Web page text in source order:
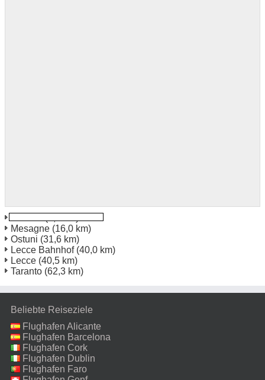
Mesagne (16,0 km)
Ostuni (31,6 km)
Lecce Bahnhof(40,0 km)
Lecce (40,5 km)
Taranto (62,3 km)
Beliebte Reiseziele
Flughafen Alicante
Flughafen Barcelona
Flughafen Cork
Flughafen Dublin
Flughafen Faro